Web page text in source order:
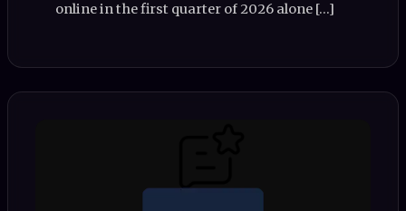
online in the first quarter of 2026 alone […]